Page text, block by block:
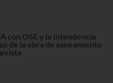
con OSE y la Intendencia
de la obra de saneamiento